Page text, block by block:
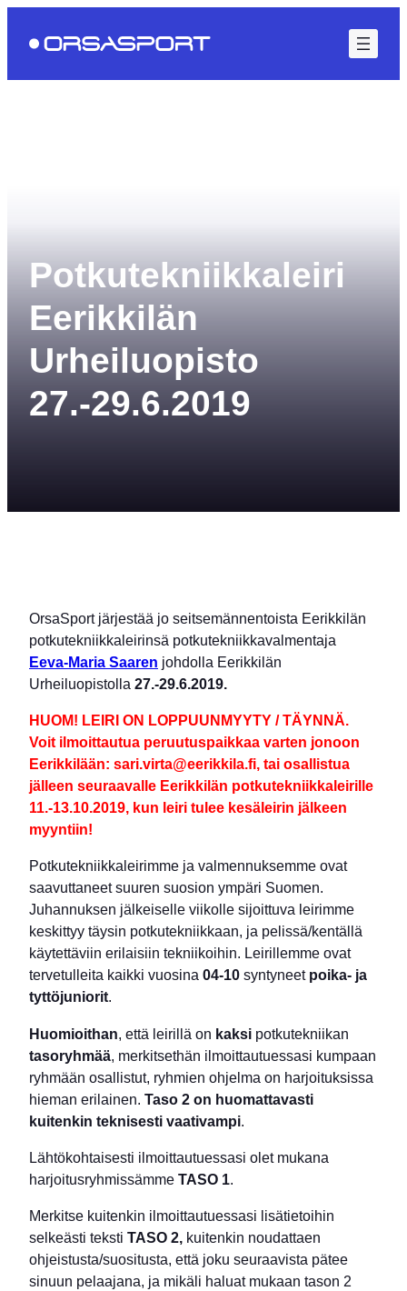
sisältöön
Potkutekniikkaleiri
Eerikkilän
Urheiluopisto
27.-29.6.2019
OrsaSport järjestää jo seitsemännentoista Eerikkilän
potkutekniikkaleirinsä potkutekniikkavalmentaja
Eeva-Maria Saaren johdolla Eerikkilän
Urheiluopistolla 27.-29.6.2019.
HUOM! LEIRI ON LOPPUUNMYYTY / TÄYNNÄ.
Voit ilmoittautua peruutuspaikkaa varten jonoon
Eerikkilään: sari.virta@eerikkila.fi, tai osallistua
jälleen seuraavalle Eerikkilän potkutekniikkaleirille
11.-13.10.2019, kun leiri tulee kesäleirin jälkeen
myyntiin!
Potkutekniikkaleirimme ja valmennuksemme ovat
saavuttaneet suuren suosion ympäri Suomen.
Juhannuksen jälkeiselle viikolle sijoittuva leirimme
keskittyy täysin potkutekniikkaan, ja pelissä/kentällä
käytettäviin erilaisiin tekniikoihin. Leirillemme ovat
tervetulleita kaikki vuosina 04-10 syntyneetpoika- ja
tyttöjuniorit.
Huomioithan , että leirillä on kaksi potkutekniikan
tasoryhmää , merkitsethän ilmoittautuessasi kumpaan
ryhmään osallistut, ryhmien ohjelma on harjoituksissa
hieman erilainen. Taso 2 on huomattavasti
kuitenkin teknisesti vaativampi
Lähtökohtaisesti ilmoittautuessasi olet mukana
harjoitusryhmissämme TASO 1.
Merkitse kuitenkin ilmoittautuessasi lisätietoihin
selkeästi teksti TASO 2, kuitenkin noudattaen
ohjeistusta/suositusta, että joku seuraavista pätee
sinuun pelaajana, ja mikäli haluat mukaan tason 2